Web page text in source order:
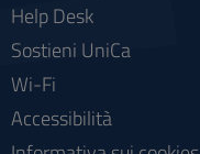
Help Desk
Sostieni UniCa
Wi-Fi
Accessibilità